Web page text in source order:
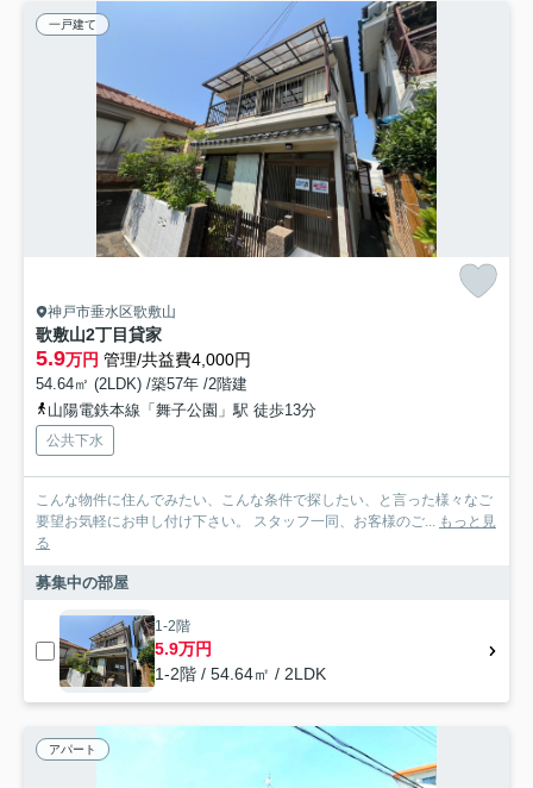
一戸建て
神戸市垂水区歌敷山
歌敷山2丁目貸家
5.9万円 管理/共益費4,000円
54.64㎡ (2LDK) /築57年 /2階建
山陽電鉄本線「舞子公園」駅 徒歩13分
公共下水
こんな物件に住んでみたい、こんな条件で探したい、と言った様々なご
要望お気軽にお申し付け下さい。 スタッフ一同、お客様のご... もっと見
る
募集中の部屋
1-2階
5.9万円
1-2階 / 54.64㎡ / 2LDK
アパート